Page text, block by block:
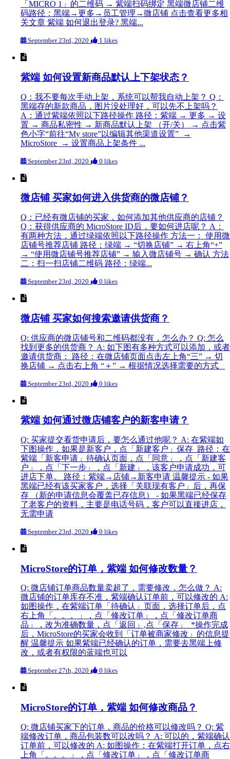
「MICRO 1」的二维码 → 紫端扫码绑定 黑端微店铺二维
码路径：黑端→更多→员工管理→微店铺 点击查看更多相
关文章 紫端 如何退出登录? 黑端...
September 23rd, 2020 1 likes
紫端 如何设置新商品默认上下架状态？
Q：我不要每次手动上架，系统可以帮我自动上架？ Q：
黑端存的新款商品，图片没处理好，可以先不上架吗？
A：通过紫端依照以下路径操作 路径：紫端 → 更多 → 设
置 → 商品私密性 → 新商品默认上架 （开/关） → 点击紫
色小字“前往“My store”以编辑其他渠道设置” →
MicroStore → 设置商品上架条件 ...
September 23rd, 2020 0 likes
微店铺 买家如何进入供货商的微店铺？
Q：已经有微店铺的买家，如何添加其他供应商的店铺？
Q：获得供应商的 MicroStore ID后，要如何进店呢？ A：
有两种方法，通过绿端依照以下路径操作 方法一： 使用微
店铺号推荐店铺 路径：绿端 → “切换店铺” → 右上角“+”
→ “使用微店铺号推荐店铺” → 输入微店铺号 → 确认 方法
二：扫一扫店铺二维码 路径：绿端...
September 23rd, 2020 0 likes
微店铺 买家如何搜索邀请供货商？
Q: 供应商的微店铺号和二维码都没有，怎么办？ Q: 怎么
找到更多的供货商？ A: 如下图有多种方式可以添加，或者
邀请供货商： 路径：在微店铺页面点击左上角“三” → 切
换店铺 → 点击右上角 “＋” → 根据情况选择需要的方式
September 23rd, 2020 0 likes
紫端 如何通过微店铺客户的新客申请？
Q: 买家提交看货申请后，要怎么通过他呢？ A: 在紫端如
下图操作，如果是新客户，点「新建客户」保存 路径：在
紫端「新客申请」待确认页面，点「同意」，点「新建客
户」，点「下一步」，点「新建」，该客户申请成功，可
进店下单。 路径：紫端→店铺→新客申请 温馨提示 - 如果
黑端已经有该买家客户，选择「关联现有客户」后，再保
存 （新的申请信息会覆盖已存信息） - 如果黑端已经保存
了老客户的资料，主要是电话号码，客户可以直接进店，
无需申请
September 23rd, 2020 0 likes
MicroStore的订单，紫端 如何修改数量？
Q: 微店铺订单商品数量卖超了，需要修改，怎么做？ A:
微店铺的订单库存不准，紫端确认订单前，可以修改的 A:
如图操作，在紫端订单「待确认」页面，选择订单后，点
右上角「。。。」，点「修改订单」，点「修改订单商
品」，改为准确数量，点「返回」,点「保存」 *操作完成
后，MicroStore的买家会收到「订单被商家修改」的信息提
醒 温馨提示 如果紫端已经确认的订单，需要去黑端上修
改，或者有权限的蓝端也可以
September 27th, 2020 0 likes
MicroStore的订单，紫端 如何修改商品？
Q: 微店铺买家下的订单，商品的价格可以修改吗？ Q: 紫
端修改订单，商品包装数可以改吗？ A: 可以的，紫端确认
订单前，可以修改的 A: 如图操作：在紫端打开订单，点右
上角「。。。」，点「修改订单」，点「修改订单商